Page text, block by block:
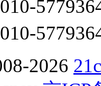
010-
010-
2026